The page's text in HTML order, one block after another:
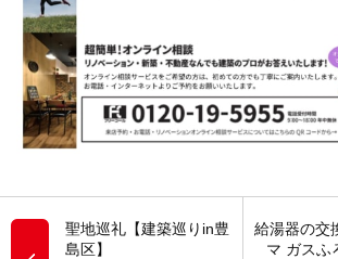
聖地巡礼【建築巡りin豊
島区】
給湯器の交
マ ガスふ